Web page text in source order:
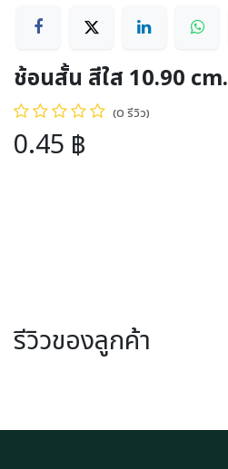
ช้อนสั้น สีใส 10.90 cm.
(0 รีวิว)
0.45 ฿
รีวิวของลูกค้า